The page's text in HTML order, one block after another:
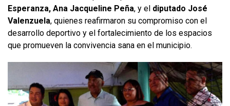
Esperanza, Ana Jacqueline Peña, y el diputado José
Valenzuela, quienes reafirmaron su compromiso con el
desarrollo deportivo y el fortalecimiento de los espacios
que promueven la convivencia sana en el municipio.